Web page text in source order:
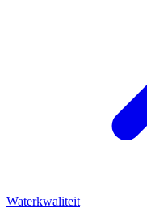
Waterkwaliteit